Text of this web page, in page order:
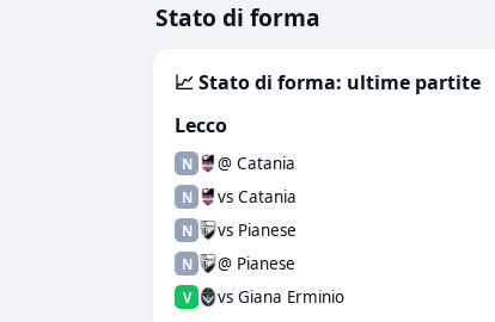
Stato di forma
📈 Stato di forma: ultime partite
Lecco
N @ Catania
N vs Catania
N vs Pianese
N @ Pianese
V vs Giana Erminio